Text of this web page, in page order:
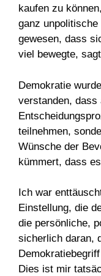
kaufen zu
ganz
gewesen, dass
viel bewegte,
Demokratie
verstanden, dass
teilnehmen,
Wünsche der
kümmert, dass
Ich war
Einstellung, die
die persönliche,
sicherlich daran,
Dies ist mir